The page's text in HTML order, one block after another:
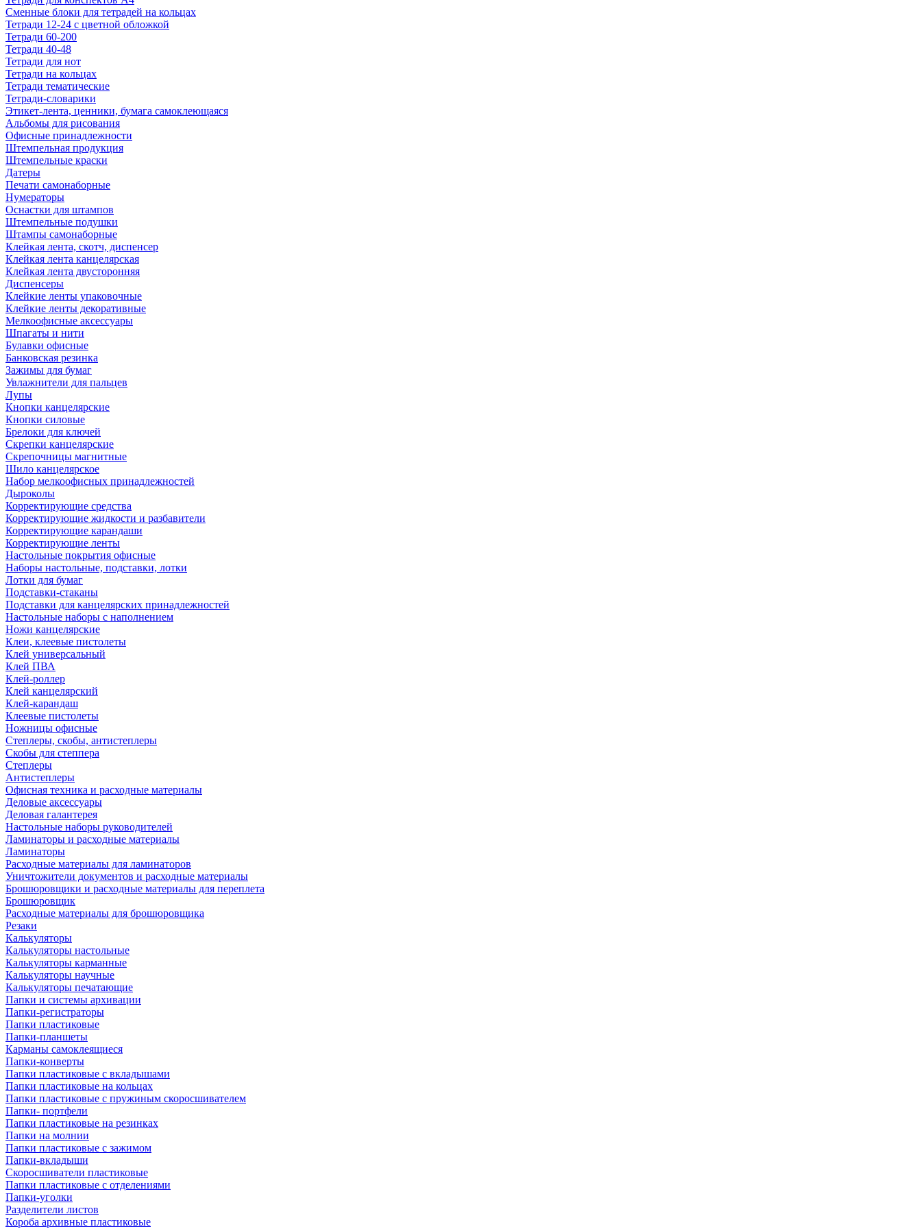
Сменные блоки для тетрадей на кольцах
Тетради 12-24 с цветной обложкой
Тетради 60-200
Тетради 40-48
Тетради для нот
Тетради на кольцах
Тетради тематические
Тетради-словарики
Этикет-лента, ценники, бумага самоклеющаяся
Альбомы для рисования
Офисные принадлежности
Штемпельная продукция
Штемпельные краски
Датеры
Печати самонаборные
Нумераторы
Оснастки для штампов
Штемпельные подушки
Штампы самонаборные
Клейкая лента, скотч, диспенсер
Клейкая лента канцелярская
Клейкая лента двусторонняя
Диспенсеры
Клейкие ленты упаковочные
Клейкие ленты декоративные
Мелкоофисные аксессуары
Шпагаты и нити
Булавки офисные
Банковская резинка
Зажимы для бумаг
Увлажнители для пальцев
Лупы
Кнопки канцелярские
Кнопки силовые
Брелоки для ключей
Скрепки канцелярские
Скрепочницы магнитные
Шило канцелярское
Набор мелкоофисных принадлежностей
Дыроколы
Корректирующие средства
Корректирующие жидкости и разбавители
Корректирующие карандаши
Корректирующие ленты
Настольные покрытия офисные
Наборы настольные, подставки, лотки
Лотки для бумаг
Подставки-стаканы
Подставки для канцелярских принадлежностей
Настольные наборы с наполнением
Ножи канцелярские
Клеи, клеевые пистолеты
Клей универсальный
Клей ПВА
Клей-роллер
Клей канцелярский
Клей-карандаш
Клеевые пистолеты
Ножницы офисные
Степлеры, скобы, антистеплеры
Скобы для степпера
Степлеры
Антистеплеры
Офисная техника и расходные материалы
Деловые аксессуары
Деловая галантерея
Настольные наборы руководителей
Ламинаторы и расходные материалы
Ламинаторы
Расходные материалы для ламинаторов
Уничтожители документов и расходные материалы
Брошюровщики и расходные материалы для переплета
Брошюровщик
Расходные материалы для брошюровщика
Резаки
Калькуляторы
Калькуляторы настольные
Калькуляторы карманные
Калькуляторы научные
Калькуляторы печатающие
Папки и системы архивации
Папки-регистраторы
Папки пластиковые
Папки-планшеты
Карманы самоклеящиеся
Папки-конверты
Папки пластиковые с вкладышами
Папки пластиковые на кольцах
Папки пластиковые с пружиным скоросшивателем
Папки- портфели
Папки пластиковые на резинках
Папки на молнии
Папки пластиковые с зажимом
Папки-вкладыши
Скоросшиватели пластиковые
Папки пластиковые с отделениями
Папки-уголки
Разделители листов
Короба архивные пластиковые